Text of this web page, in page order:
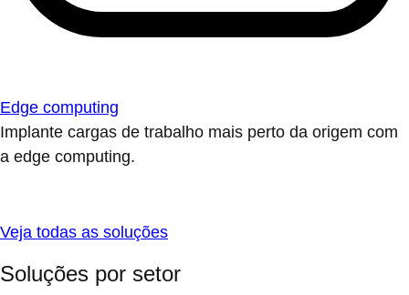
Edge computing
Implante cargas de trabalho mais perto da origem com
a edge computing.
Veja todas as soluções
Soluções por setor